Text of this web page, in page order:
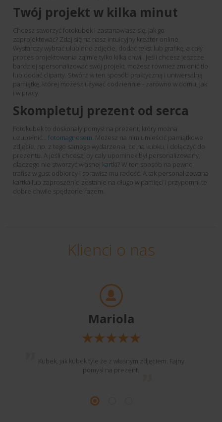
Twój projekt w kilka minut
Chcesz stworzyć fotokubek i zastanawiasz się, jak go
zaprojektować? Zdaj się na nasz intuicyjny kreator online.
Wystarczy wybrać ulubione zdjęcie, dodać tekst lub grafikę, a cały
proces projektowania zajmie tylko kilka chwil. Jeśli chcesz jeszcze
bardziej spersonalizować swój projekt, możesz również zmienić tło
lub dodać cliparty. Stwórz w ten sposób praktyczną i uniwersalną
pamiątkę, której możesz używać codziennie - zarówno w domu, jak
i w pracy.
Skompletuj prezent od serca
Fotokubek to doskonały pomysł na prezent, który można
uzupełnić… fotomagnesem. Możesz na nim umieścić pamiątkowe
zdjęcie, np. z tego samego wydarzenia, co na kubku, i dołączyć do
prezentu. A jeśli chcesz, by cały upominek był personalizowany,
dlaczego nie stworzyć własnej kartki? W ten sposób na pewno
trafisz w gust odbiorcy i sprawisz mu radość. A tak personalizowana
kartka lub zaproszenie zostanie na długo w pamięci i przypomni te
dobre chwile spędzone razem.
Klienci o nas
Mariola
Kubek, jak kubek tyle że z własnym zdjęciem. Fajny
pomysł na prezent.